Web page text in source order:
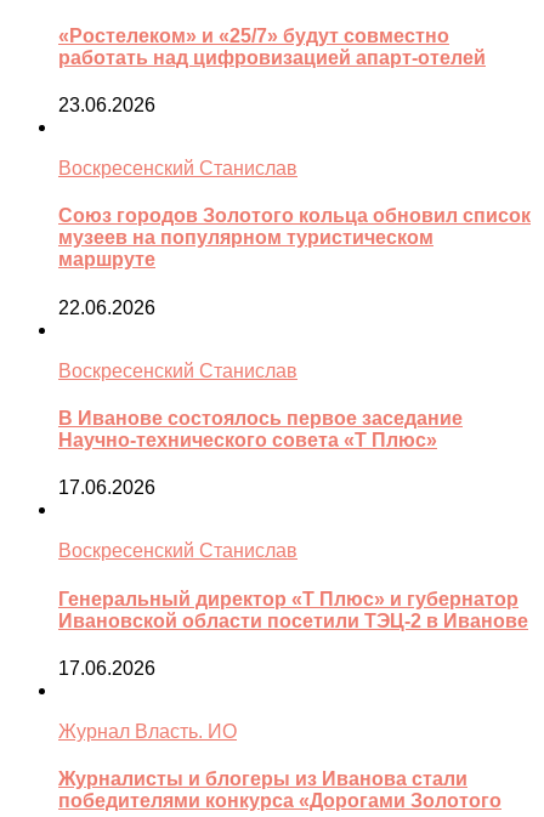
«Ростелеком» и «25/7» будут совместно
работать над цифровизацией апарт-отелей
23.06.2026
Воскресенский Станислав
Союз городов Золотого кольца обновил список
музеев на популярном туристическом
маршруте
22.06.2026
Воскресенский Станислав
В Иванове состоялось первое заседание
Научно-технического совета «Т Плюс»
17.06.2026
Воскресенский Станислав
Генеральный директор «Т Плюс» и губернатор
Ивановской области посетили ТЭЦ-2 в Иванове
17.06.2026
Журнал Власть. ИО
Журналисты и блогеры из Иванова стали
победителями конкурса «Дорогами Золотого